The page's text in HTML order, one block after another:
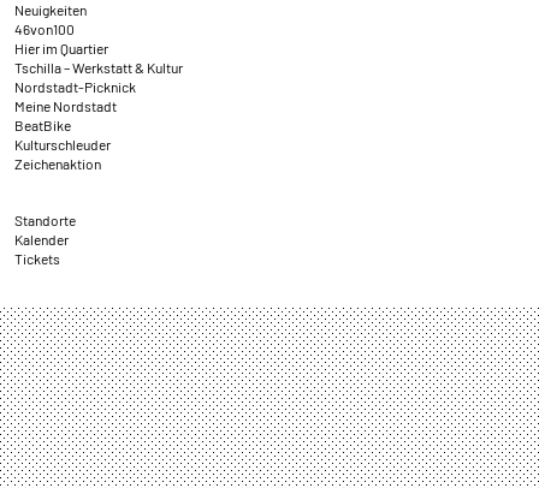
Neuigkeiten
46von100
Hier im Quartier
Tschilla – Werkstatt & Kultur
Nordstadt-Picknick
Meine Nordstadt
BeatBike
Kulturschleuder
Zeichenaktion
Standorte
Kalender
Tickets